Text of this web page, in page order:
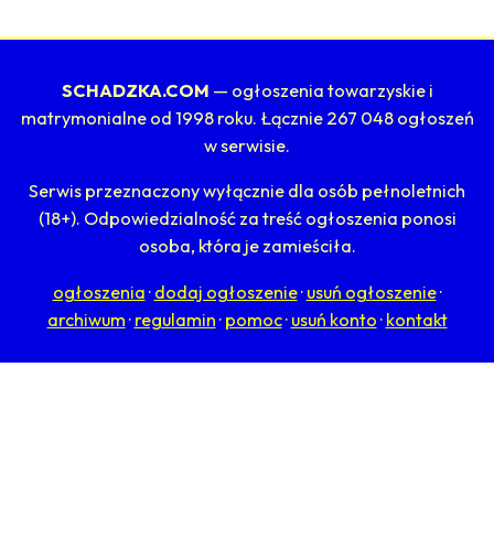
SCHADZKA.COM — ogłoszenia towarzyskie i
matrymonialne od 1998 roku. Łącznie 267 048 ogłoszeń
w serwisie.
Serwis przeznaczony wyłącznie dla osób pełnoletnich
(18+). Odpowiedzialność za treść ogłoszenia ponosi
osoba, która je zamieściła.
ogłoszenia · dodaj ogłoszenie· usuń ogłoszenie·
archiwum · regulamin · pomoc· usuń konto · kontakt